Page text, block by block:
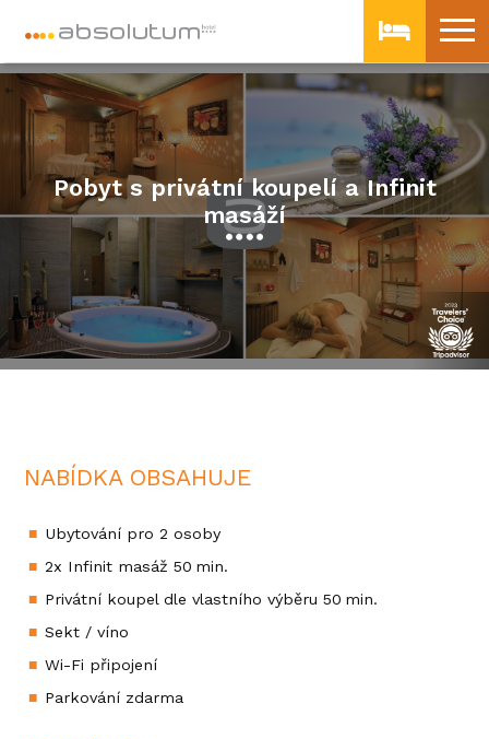
Pobyt s privátní koupelí a Infinit
masáží
NABÍDKA OBSAHUJE
Ubytování pro 2 osoby
2x Infinit masáž 50 min.
Privátní koupel dle vlastního výběru 50 min.
Sekt / víno
Wi-Fi připojení
Parkování zdarma